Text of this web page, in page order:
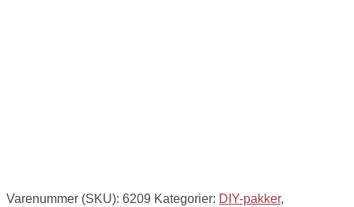
Varenummer (SKU): 6209 Kategorier: DIY-pakker,